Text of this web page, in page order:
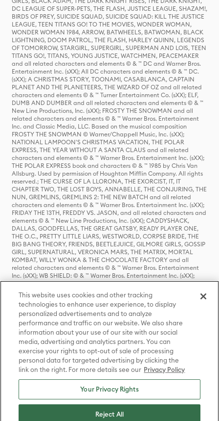
DC LEAGUE OF SUPER-PETS, THE FLASH, JUSTICE LEAGUE, SHAZAM!,
BIRDS OF PREY, SUICIDE SQUAD, SUICIDE SQUAD: KILL THE JUSTICE
LEAGUE, TEEN TITANS GO! TO THE MOVIES, WONDER WOMAN,
WONDER WOMAN 1984, ARROW, BATWHEELS, BATWOMAN, BLACK
LIGHTNING, DOOM PATROL, THE FLASH, HARLEY QUINN, LEGENDS
OF TOMORROW, STARGIRL, SUPERGIRL, SUPERMAN AND LOIS, TEEN
TITANS GO!, TITANS, YOUNG JUSTICE, WATCHMEN, PEACEMAKER
and all related characters and elements © & ™ DC and Warner Bros.
Entertainment Inc. (sXX); All DC characters and elements © & ™ DC.
(sXX); A CHRISTMAS STORY, TOONAMI, CASABLANCA, CAPTAIN
PLANET AND THE PLANETEERS, THE WIZARD OF OZ and all related
characters and elements © & ™ Turner Entertainment Co. (sXX); ELF,
DUMB AND DUMBER and all related characters and elements © & ™
New Line Productions, Inc. (sXX); FROSTY THE SNOWMAN and all
related characters and elements © & ™ Warner Bros. Entertainment
Inc. and Classic Media, LLC. Based on the musical composition
FROSTY THE SNOWMAN © Warner/Chappell Music, Inc. (sXX);
NATIONAL LAMPOON'S CHRISTMAS VACATION, THE POLAR
EXPRESS, THE YEAR WITHOUT A SANTA CLAUS and all related
characters and elements © & ™ Warner Bros. Entertainment Inc. (sXX);
THE POLAR EXPRESS book and characters © & ™ 1985 by Chris Van
Allsburg. Used by permission of Houghton Mifflin Company. All rights
reserved.; THE CURSE OF LA LLORONA, THE EXORCIST, IT, IT
CHAPTER TWO, THE LOST BOYS, ANNABELLE, THE CONJURING, THE
NUN, GREMLINS, GREMLINS 2: THE NEW BATCH and all related
characters and elements © & ™ Warner Bros. Entertainment Inc. (sXX);
FRIDAY THE 13TH, FREDDY VS. JASON, and all related characters and
elements © & ™ New Line Productions, Inc. (sXX); CADDYSHACK,
DALLAS, GOODFELLAS, THE GREAT GATSBY, READY PLAYER ONE,
THE O.C., PRETTY LITTLE LIARS, WESTWORLD, CORPSE BRIDE, THE
BIG BANG THEORY, FRIENDS, BEETLEJUICE, GILMORE GIRLS, GOSSIP
GIRL, SUPERNATURAL, VERONICA MARS, THE MATRIX, MORTAL
KOMBAT, WILLY WONKA & THE CHOCOLATE FACTORY and all
related characters and elements © & ™ Warner Bros. Entertainment
Inc. (sXX); WB SHIELD: © & ™ Warner Bros. Entertainment Inc. (sXX);
HOUSE OF THE DRAGON, GAME OF THRONES, and all related
characters and elements © & ™ Home Box Office, Inc. (sXX); CHILLING
ADVENTURES OF SABRINA, RIVERDALE © & ™ Warner Bros.
Entertainment Inc. Archie Comics and all related characters and
elements © & ™ Archie Comic Publications, Inc. Used with permission.
(sXX); SEINFELD and all related characters and elements © & ™ Castle
Rock Entertainment. (sXX); TED LASSO © & ™ Warner Bros.
Entertainment Inc. & Universal Television LLC (sXX); THE HOBBIT: AN
UNEXPECTED JOURNEY, THE HOBBIT: THE DESOLATION OF SMAUG,
THE HOBBIT: THE BATTLE OF THE FIVE ARMIES, THE LORD OF THE
RINGS: THE FELLOWSHIP OF THE RING, THE LORD OF THE RINGS: THE
TWO TOWERS, THE LORD OF THE RINGS: THE RETURN OF THE KING
and the names of the characters, items, events and places therein are
TM of The Saul Zaentz Company d/b/a Middle-earth Enterprises
under license to New Line Productions, Inc. (sXX), © Warner Bros.
Entertainment Inc. All rights reserved; WHERE THE WILD THINGS ARE
Entertainment Inc. (sXX); WIZARDING WORLD and all related
This website uses cookies and other tracking
technologies to enhance user experience, to display
personalized advertisements and to analyze
performance and traffic on our website. We also share
information about your use of our site with our social
media, advertising and analytics partners. You can
exercise your rights to opt-out of sale of processing
personal data for targeted advertising by clicking the
link on the right. For more details see our Privacy Policy
Your Privacy Rights
Reject All